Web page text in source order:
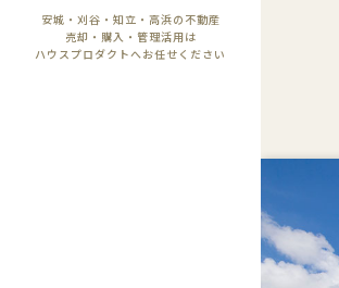
安城・刈谷・知立・高浜の不動産
売却・購入・管理活用は
ハウスプロダクトへお任せください